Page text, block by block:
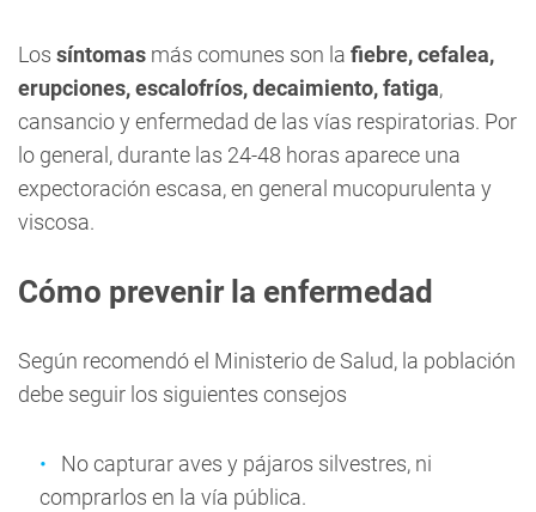
Los síntomas más comunes son la fiebre, cefalea,
erupciones, escalofríos, decaimiento, fatiga,
cansancio y enfermedad de las vías respiratorias. Por
lo general, durante las 24-48 horas aparece una
expectoración escasa, en general mucopurulenta y
viscosa.
Cómo prevenir la enfermedad
Según recomendó el Ministerio de Salud, la población
debe seguir los siguientes consejos
No capturar aves y pájaros silvestres, ni
comprarlos en la vía pública.